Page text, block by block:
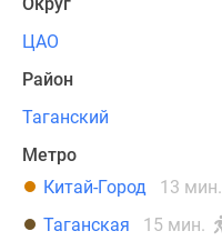
Кремль,
парк
Зарядье,
галерею,
Серебряническую
набережную,
Котельническую
высотку
ЦАО
Район
Таганский
Метро
Китай-Город
13 мин.
Таганская
15 мин.